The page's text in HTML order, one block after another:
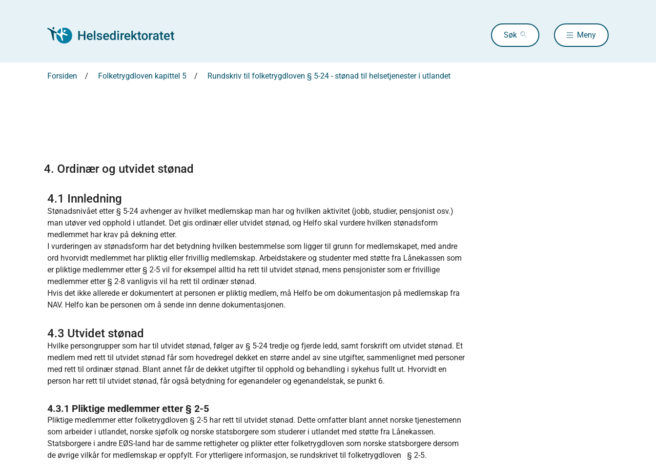
Søk Meny
Forsiden Folketrygdloven kapittel 5 Rundskriv til folketrygdloven § 5-24 - stønad til helsetjenester i utlandet
4. Ordinær og utvidet stønad
4.1 Innledning
Stønadsnivået etter § 5-24 avhenger av hvilket medlemskap man har og hvilken aktivitet (jobb, studier, pensjonist osv.)
man utøver ved opphold i utlandet. Det gis ordinær eller utvidet stønad, og Helfo skal vurdere hvilken stønadsform
medlemmet har krav på dekning etter.
I vurderingen av stønadsform har det betydning hvilken bestemmelse som ligger til grunn for medlemskapet, med andre
ord hvorvidt medlemmet har pliktig eller frivillig medlemskap. Arbeidstakere og studenter med støtte fra Lånekassen som
er pliktige medlemmer etter § 2-5 vil for eksempel alltid ha rett til utvidet stønad, mens pensjonister som er frivillige
medlemmer etter § 2-8 vanligvis vil ha rett til ordinær stønad.
Hvis det ikke allerede er dokumentert at personen er pliktig medlem, må Helfo be om dokumentasjon på medlemskap fra
NAV. Helfo kan be personen om å sende inn denne dokumentasjonen.
4.3 Utvidet stønad
Hvilke persongrupper som har til utvidet stønad, følger av § 5-24 tredje og fjerde ledd, samt forskrift om utvidet stønad. Et
medlem med rett til utvidet stønad får som hovedregel dekket en større andel av sine utgifter, sammenlignet med personer
med rett til ordinær stønad. Blant annet får de dekket utgifter til opphold og behandling i sykehus fullt ut. Hvorvidt en
person har rett til utvidet stønad, får også betydning for egenandeler og egenandelstak, se punkt 6.
4.3.1 Pliktige medlemmer etter § 2-5
Pliktige medlemmer etter folketrygdloven § 2-5 har rett til utvidet stønad. Dette omfatter blant annet norske tjenestemenn
som arbeider i utlandet, norske sjøfolk og norske statsborgere som studerer i utlandet med støtte fra Lånekassen.
Statsborgere i andre EØS-land har de samme rettigheter og plikter etter folketrygdloven som norske statsborgere dersom
de øvrige vilkår for medlemskap er oppfylt. For ytterligere informasjon, se rundskrivet til folketrygdloven § 2-5.